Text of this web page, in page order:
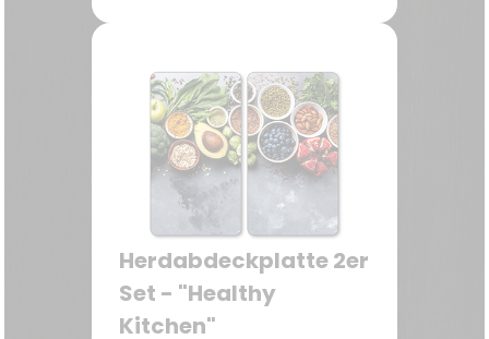
Herdabdeckplatte 2er
Set - "Healthy
Kitchen"